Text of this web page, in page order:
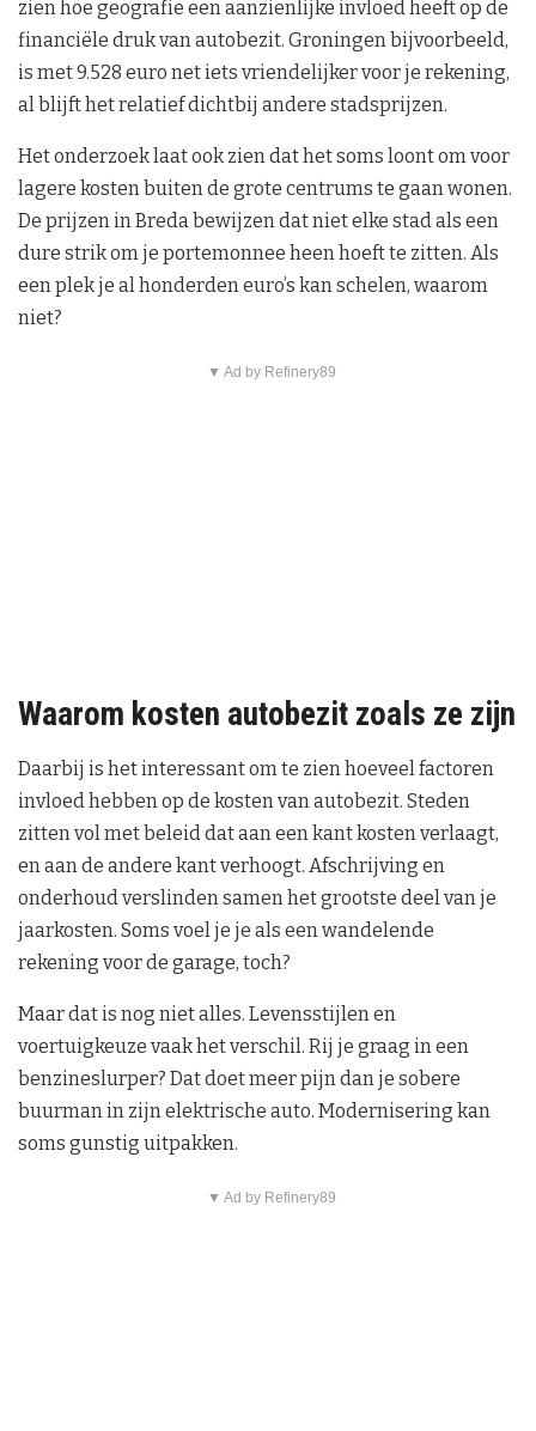
zien hoe geografie een aanzienlijke invloed heeft op de
financiële druk van autobezit. Groningen bijvoorbeeld,
is met 9.528 euro net iets vriendelijker voor je rekening,
al blijft het relatief dichtbij andere stadsprijzen.
Het onderzoek laat ook zien dat het soms loont om voor
lagere kosten buiten de grote centrums te gaan wonen.
De prijzen in Breda bewijzen dat niet elke stad als een
dure strik om je portemonnee heen hoeft te zitten. Als
een plek je al honderden euro’s kan schelen, waarom
niet?
▼ Ad by Refinery89
Waarom kosten autobezit zoals ze zijn
Daarbij is het interessant om te zien hoeveel factoren
invloed hebben op de kosten van autobezit. Steden
zitten vol met beleid dat aan een kant kosten verlaagt,
en aan de andere kant verhoogt. Afschrijving en
onderhoud verslinden samen het grootste deel van je
jaarkosten. Soms voel je je als een wandelende
rekening voor de garage, toch?
Maar dat is nog niet alles. Levensstijlen en
voertuigkeuze vaak het verschil. Rij je graag in een
benzineslurper? Dat doet meer pijn dan je sobere
buurman in zijn elektrische auto. Modernisering kan
soms gunstig uitpakken.
▼ Ad by Refinery89